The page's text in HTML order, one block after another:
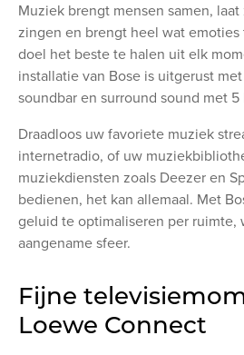
Muziek brengt mensen samen,
zingen en brengt heel wat
doel het beste te halen uit elk
installatie van Bose is uitgerust
soundbar en surround sound met 5
Draadloos uw favoriete muziek
internetradio, of uw
muziekdiensten zoals Deezer en
bedienen, het kan allemaal. Met
geluid te optimaliseren per ruimte,
aangename sfeer.
Fijne
Loewe Connect